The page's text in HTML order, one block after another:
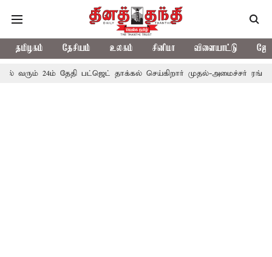
தமிழகம் தேசியம் உலகம் சினிமா விளையாட்டு
தேதி பட்ஜெட் தாக்கல் செய்கிறார் முதல்-அமைச்சர் ரங்கசாமி